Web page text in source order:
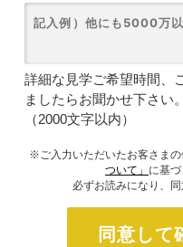
詳細な見学ご希望時間、
ましたらお聞かせ下さい。
（2000文字以内）
※ご入力いただいたお客さまの
ついて」 に基づ
必ずお読みになり、
同意して